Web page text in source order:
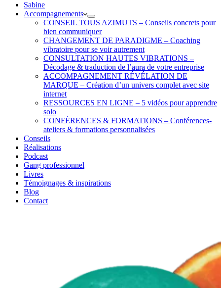
Sabine
Accompagnements
CONSEIL TOUS AZIMUTS – Conseils concrets pour
bien communiquer
CHANGEMENT DE PARADIGME – Coaching
vibratoire pour se voir autrement
CONSULTATION HAUTES VIBRATIONS –
Décodage & traduction de l’aura de votre entreprise
ACCOMPAGNEMENT RÉVÉLATION DE
MARQUE – Création d’un univers complet avec site
internet
RESSOURCES EN LIGNE – 5 vidéos pour apprendre
solo
CONFÉRENCES & FORMATIONS – Conférences-
ateliers & formations personnalisées
Conseils
Réalisations
Podcast
Gang professionnel
Livres
Témoignages & inspirations
Blog
Contact